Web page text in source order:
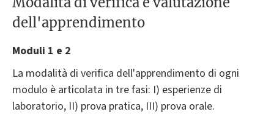
dell'apprendimento
Moduli 1 e 2
La modalità di verifica dell'apprendimento di ogni
modulo è articolata in tre fasi: I) esperienze di
laboratorio, II) prova pratica, III) prova orale.